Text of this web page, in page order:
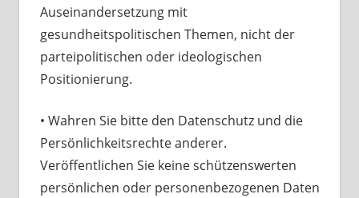
Auseinandersetzung mit
gesundheitspolitischen Themen, nicht der
parteipolitischen oder ideologischen
Positionierung.
• Wahren Sie bitte den Datenschutz und die
Persönlichkeitsrechte anderer.
Veröffentlichen Sie keine schützenswerten
persönlichen oder personenbezogenen Daten